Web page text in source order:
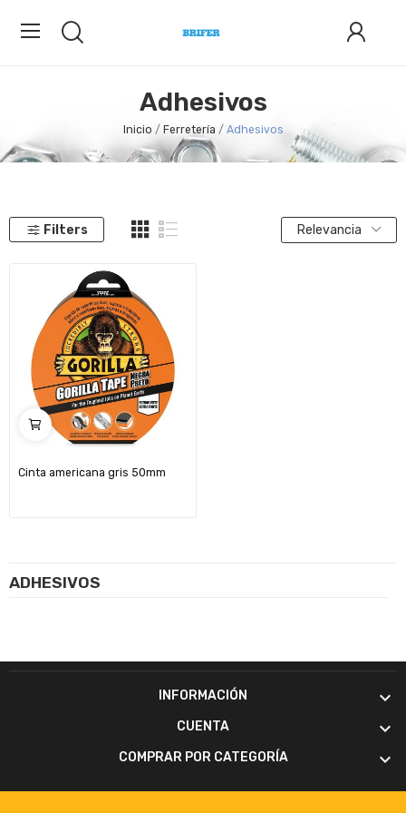
Adhesivos
Inicio Ferretería Adhesivos
ADHESIVOS
Filters Relevancia
Cinta americana gris 50mm
INFORMACIÓN 
CUENTA 
COMPRAR POR CATEGORÍA 